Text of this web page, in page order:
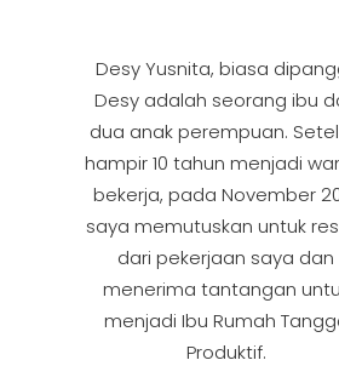
Desy Yusnita, biasa
Desy adalah seorang ibu
dua anak perempuan.
hampir 10 tahun menjadi
bekerja, pada November
saya memutuskan untuk
dari pekerjaan saya dan
menerima tantangan
menjadi Ibu Rumah
Produktif.